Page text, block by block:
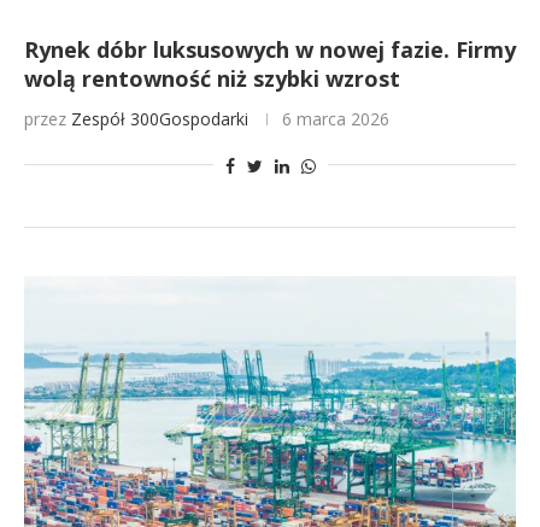
Rynek dóbr luksusowych w nowej fazie. Firmy
wolą rentowność niż szybki wzrost
przez Zespół 300Gospodarki 6 marca 2026